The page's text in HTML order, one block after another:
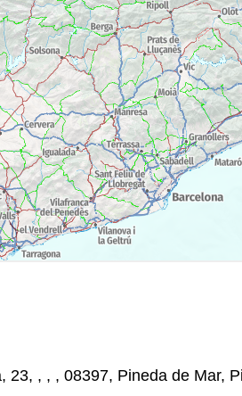
23, , , , 08397, Pineda de Mar,